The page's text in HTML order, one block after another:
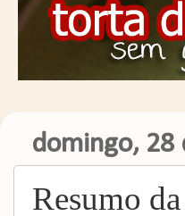
domingo, 28
Resumo